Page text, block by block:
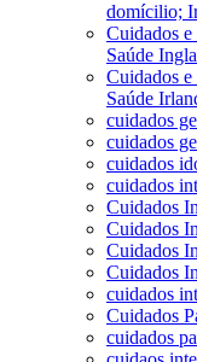
domícilio;
Cuidados e
Saúde
Cuidados e
Saúde
cuidados
cuidados
cuidados
cuidados
Cuidados
Cuidados
Cuidados
Cuidados
cuidados
Cuidados
cuidados